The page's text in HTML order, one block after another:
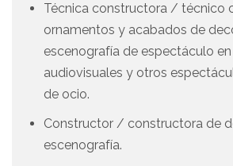
Técnica constructora / técnico
ornamentos y acabados de
escenografía de espectáculo
audiovisuales y otros
de ocio.
Constructor / constructora de
escenografía.